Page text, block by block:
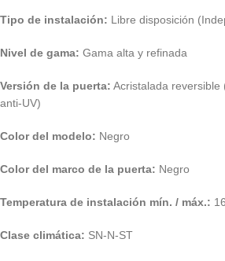
Tipo de instalación: Libre disposición
Nivel de gama: Gama alta y refinada
Versión de la puerta: Acristalada reversible
anti-UV)
Color del modelo: Negro
Color del marco de la puerta: Negro
Temperatura de instalación mín. / máx.:
Clase climática: SN-N-ST